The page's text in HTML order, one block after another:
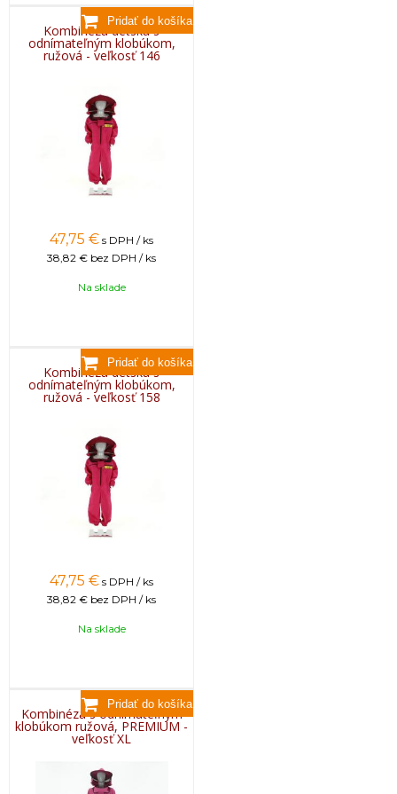
Kombinéza detská s
odnímateľným klobúkom,
ružová - veľkosť 146
47,75 € s DPH / ks
38,82 € bez DPH / ks
Na sklade
Kombinéza detská s
odnímateľným klobúkom,
ružová - veľkosť 158
47,75 € s DPH / ks
38,82 € bez DPH / ks
Na sklade
Kombinéza s odnímateľným
klobúkom ružová, PREMIUM -
veľkosť XL